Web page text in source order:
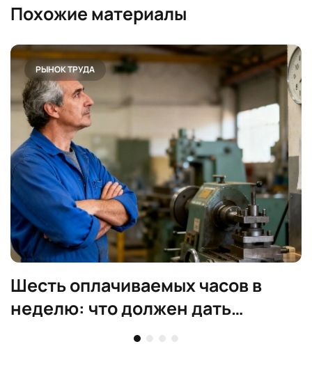
Похожие материалы
РЫНОК ТРУДА
Шесть оплачиваемых часов в
неделю: что должен дать